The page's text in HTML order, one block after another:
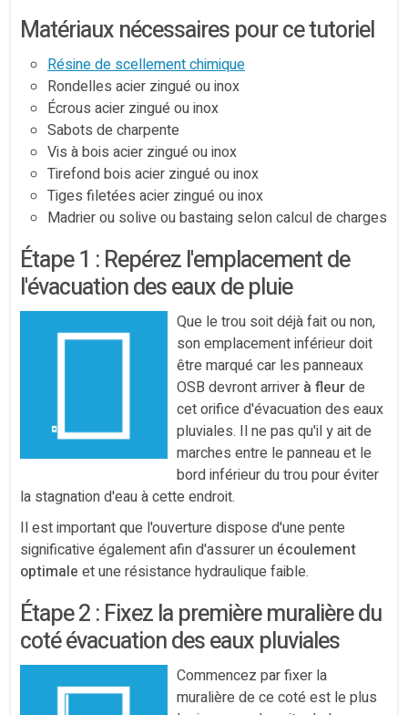
Matériaux nécessaires pour ce tutoriel
Résine de scellement chimique
Rondelles acier zingué ou inox
Écrous acier zingué ou inox
Sabots de charpente
Vis à bois acier zingué ou inox
Tirefond bois acier zingué ou inox
Tiges filetées acier zingué ou inox
Madrier ou solive ou bastaing selon calcul de charges
Étape 1 : Repérez l'emplacement de
l'évacuation des eaux de pluie
Que le trou soit déjà fait ou non,
son emplacement inférieur doit
être marqué car les panneaux
OSB devront arriver à fleurde
cet orifice d'évacuation des eaux
pluviales. Il ne pas qu'il y ait de
marches entre le panneau et le
bord inférieur du trou pour éviter
la stagnation d'eau à cette endroit.
Il est important que l'ouverture dispose d'une pente
significative également afin d'assurer un écoulement
optimale et une résistance hydraulique faible.
Étape 2 : Fixez la première muralière du
coté évacuation des eaux pluviales
Commencez par fixer la
muralière de ce coté est le plus